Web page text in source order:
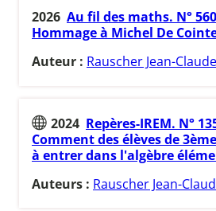
2026 Au fil des maths. N°
Hommage à Michel De
Auteur : Rauscher Jean-Claude
2024 Repères-IREM. N°
Comment des élèves de
à entrer dans l'algèbre
Auteurs : Rauscher Jean-